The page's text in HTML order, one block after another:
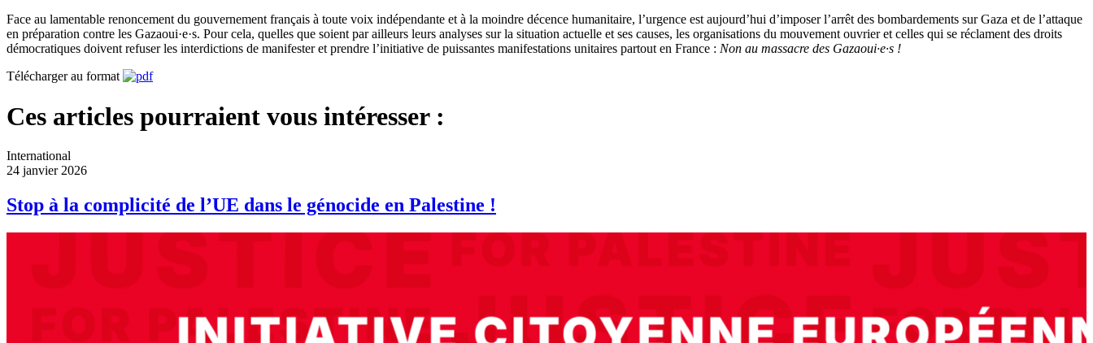
Face au lamentable renoncement du gouvernement français à toute voix indépendante et à la moindre décence humanitaire, l’urgence est aujourd’hui d’imposer l’arrêt des bombardements sur Gaza et de l’attaque
en préparation contre les Gazaoui·e·s. Pour cela, quelles que soient par ailleurs leurs analyses sur la situation actuelle et ses causes, les organisations du mouvement ouvrier et celles qui se réclament des droits
démocratiques doivent refuser les interdictions de manifester et prendre l’initiative de puissantes manifestations unitaires partout en France : Non au massacre des Gazaoui·e·s !
Télécharger au format
Ces articles pourraient vous intéresser :
International
24 janvier 2026
Stop à la complicité de l’UE dans le génocide en Palestine !